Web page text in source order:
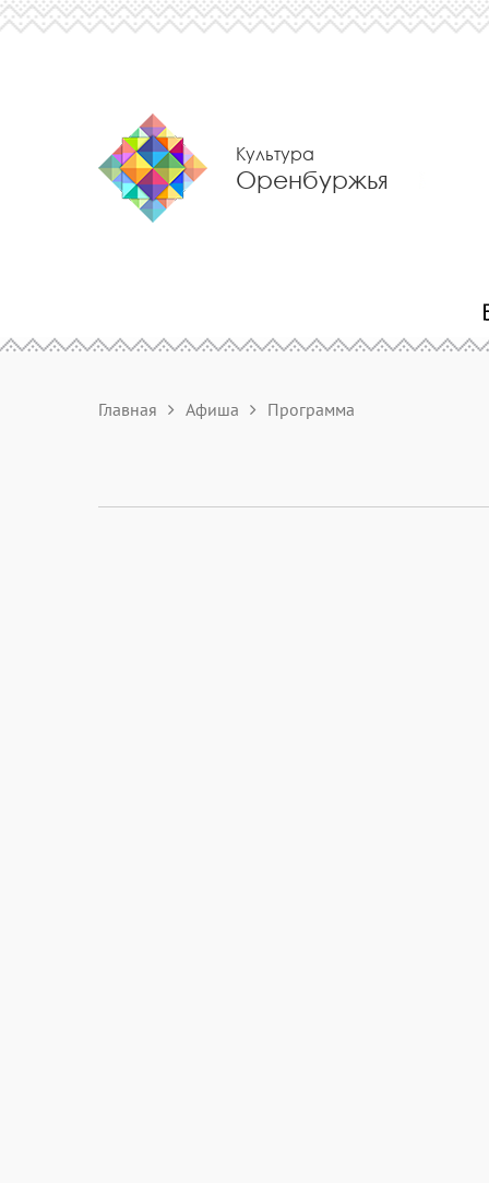
Культура
Оренбуржья
Главная Афиша Программа